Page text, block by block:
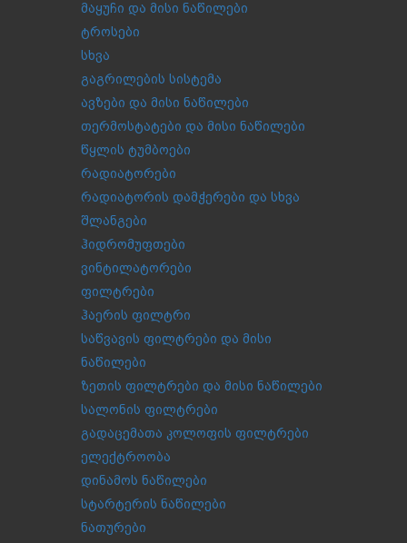
მაყუჩი და მისი ნაწილები
ტროსები
სხვა
გაგრილების სისტემა
ავზები და მისი ნაწილები
თერმოსტატები და მისი ნაწილები
წყლის ტუმბოები
რადიატორები
რადიატორის დამჭერები და სხვა
შლანგები
ჰიდრომუფთები
ვინტილატორები
ფილტრები
ჰაერის ფილტრი
საწვავის ფილტრები და მისი
ნაწილები
ზეთის ფილტრები და მისი ნაწილები
სალონის ფილტრები
გადაცემათა კოლოფის ფილტრები
ელექტროობა
დინამოს ნაწილები
სტარტერის ნაწილები
ნათურები